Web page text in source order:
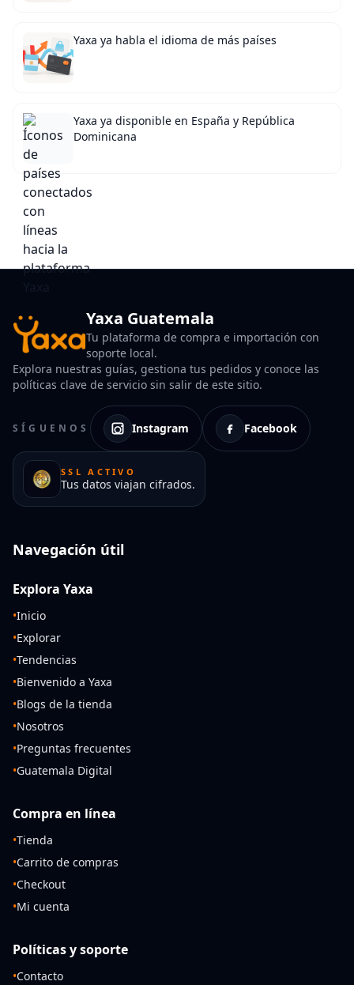
Yaxa ya habla el idioma de más países
Yaxa ya disponible en España y República
Dominicana
Yaxa Guatemala
Tu plataforma de compra e importación con
soporte local.
Explora nuestras guías, gestiona tus pedidos y conoce las
políticas clave de servicio sin salir de este sitio.
SÍGUENOS Instagram Facebook
SSL ACTIVO
Tus datos viajan cifrados.
Navegación útil
Explora Yaxa
•Inicio
•Explorar
•Tendencias
•Bienvenido a Yaxa
•Blogs de la tienda
•Nosotros
•Preguntas frecuentes
•Guatemala Digital
Compra en línea
•Tienda
•Carrito de compras
•Checkout
•Mi cuenta
Políticas y soporte
•Contacto